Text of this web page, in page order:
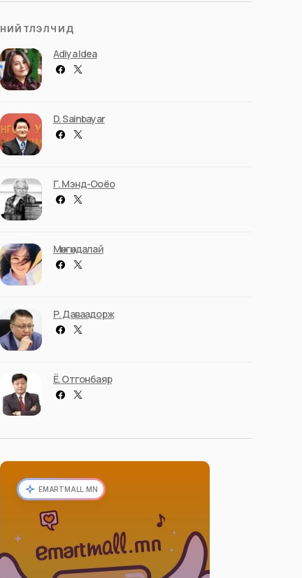
НИЙТЛЭЛЧИД
Adiya Idea
D. Sainbayar
Г. Мэнд-Ооёо
Мөнгөндалай
Р. Даваадорж
Ё. Отгонбаяр
EMARTMALL.MN